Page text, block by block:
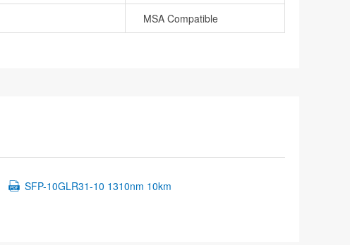
MSA Compatible
SFP-10GLR31-10 1310nm 10km